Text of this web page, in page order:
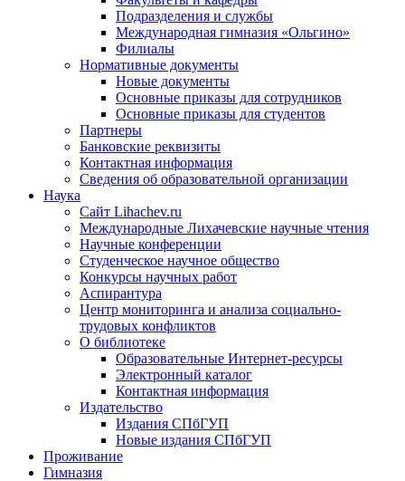
Подразделения и службы
Международная гимназия «Ольгино»
Филиалы
Нормативные документы
Новые документы
Основные приказы для сотрудников
Основные приказы для студентов
Партнеры
Банковские реквизиты
Контактная информация
Сведения об образовательной организации
Наука
Сайт Lihachev.ru
Международные Лихачевские научные чтения
Научные конференции
Студенческое научное общество
Конкурсы научных работ
Аспирантура
Центр мониторинга и анализа социально-
трудовых конфликтов
О библиотеке
Образовательные Интернет-ресурсы
Электронный каталог
Контактная информация
Издательство
Издания СПбГУП
Новые издания СПбГУП
Проживание
Гимназия